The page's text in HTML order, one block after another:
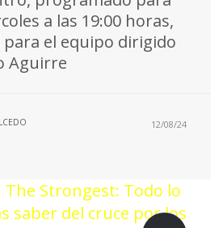
a las 19:00 horas,
para el equipo dirigido
Aguirre
12/08/24